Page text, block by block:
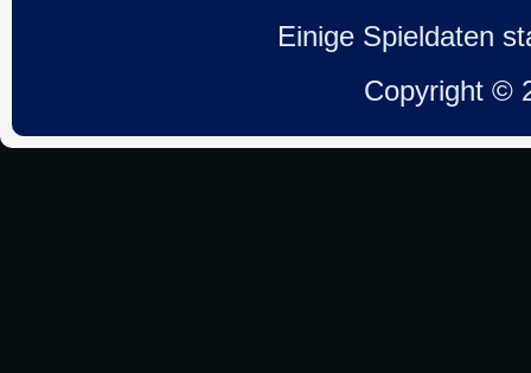
Einige Spieldaten
Copyright ©